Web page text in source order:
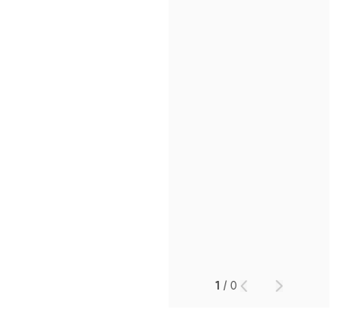
1 /0